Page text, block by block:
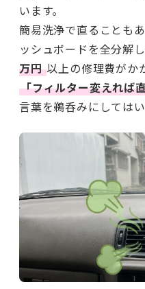
います。
簡易洗浄で直ることも
ッシュボードを全分解
万円以上の修理費がか
「フィルター変えれば
言葉を鵜呑みにしてはい